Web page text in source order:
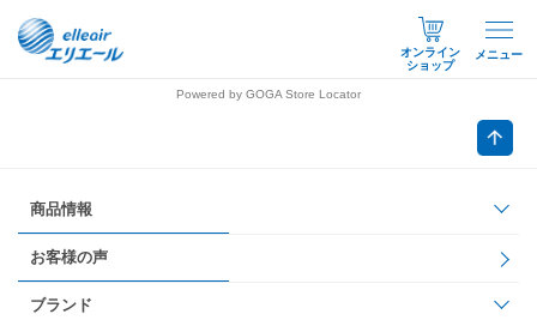
オンライン
ショップ
メニュー
Powered by GOGA Store Locator
商品情報
お客様の声
ブランド